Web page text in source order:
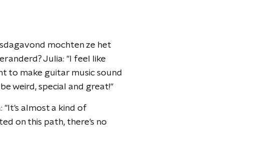
mochten ze het
Julia: "I feel like
to make guitar music sound
weird, special and great!"
"It's almost a kind of
on this path, there's no